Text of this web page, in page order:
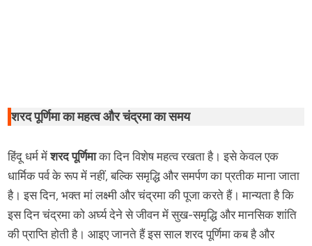
शरद पूर्णिमा का महत्व और चंद्रमा का समय
हिंदू धर्म मेंशरद पूर्णिमाका दिन विशेष महत्व रखता है। इसे केवल एक
धार्मिक पर्व के रूप में नहीं, बल्कि समृद्धि और समर्पण का प्रतीक माना जाता
है। इस दिन, भक्त मां लक्ष्मी और चंद्रमा की पूजा करते हैं। मान्यता है कि
इस दिन चंद्रमा को अर्घ्य देने से जीवन में सुख-समृद्धि और मानसिक शांति
की प्राप्ति होती है। आइए जानते हैं इस साल शरद पूर्णिमा कब है और